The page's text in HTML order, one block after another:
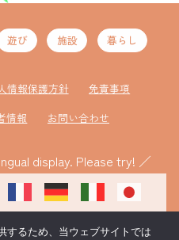
遊び 施設 暮らし
情報保護方針
免責事項
情報 お問い合わせ
display. Please try! ／
するため、当ウェブサイトでは